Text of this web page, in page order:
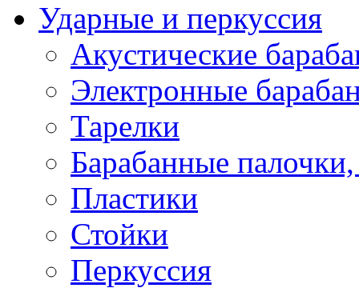
Ударные и перкуссия
Акустические
Электронные
Тарелки
Барабанные
Пластики
Стойки
Перкуссия